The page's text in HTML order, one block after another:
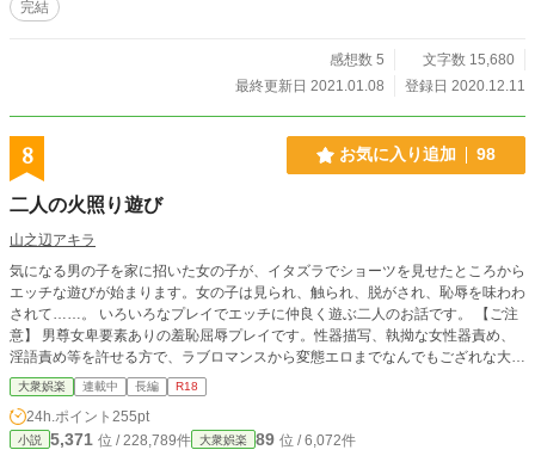
完結
感想数 5
文字数 15,680
最終更新日 2021.01.08
登録日 2020.12.11
8 お気に入り追加 98
二人の火照り遊び
山之辺アキラ
気になる男の子を家に招いた女の子が、イタズラでショーツを見せたところから
エッチな遊びが始まります。女の子は見られ、触られ、脱がされ、恥辱を味わわ
されて……。 いろいろなプレイでエッチに仲良く遊ぶ二人のお話です。 【ご注
意】 男尊女卑要素ありの羞恥屈辱プレイです。性器描写、執拗な女性器責め、
淫語責め等を許せる方で、ラブロマンスから変態エロまでなんでもござれな大人
向け。血を見るハードプレイはありません。 ※2023年 改稿作業再開 改稿済み
の話のタイトルに一時的に◆を付けています
大衆娯楽 連載中 長編 R18
24h.ポイント 255pt
小説 5,371 位 / 228,789件 大衆娯楽 89 位 / 6,072件